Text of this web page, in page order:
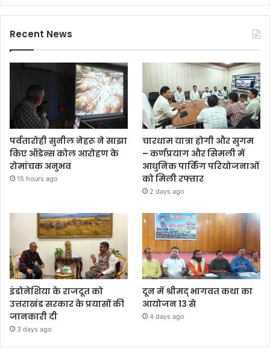
Recent News
पर्वतारोही सुनील नेहरू ने साझा
किए ऑडेन्स कोल आरोहण के
रोमांचक अनुभव
15 hours ago
चारधाम यात्रा होगी और सुगम
– कर्णप्रयाग और सिमली में
आधुनिक पार्किंग परियोजनाओं
को मिली रफ्तार
2 days ago
इंडोनेशिया के राजदूत को
उत्तराखंड सरकार के प्रयासों की
जानकारी दी
3 days ago
दून में श्रीमद् भागवत कथा का
आयोजन 13 से
4 days ago